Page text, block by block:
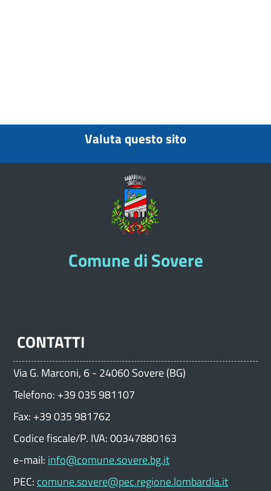
Valuta questo sito
Comune di Sovere
CONTATTI
Via G. Marconi, 6 - 24060 Sovere (BG)
Telefono: +39 035 981107
Fax: +39 035 981762
Codice fiscale/P. IVA: 00347880163
e-mail: info@comune.sovere.bg.it
PEC: comune.sovere@pec.regione.lombardia.it